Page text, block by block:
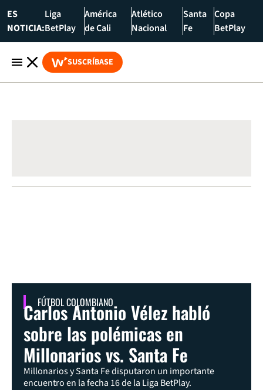
ES
NOTICIA:
Liga
BetPlay
América
de Cali
Atlético
Nacional
Santa
Fe
Copa
BetPlay
SUSCRÍBASE
FÚTBOL COLOMBIANO
Carlos Antonio Vélez habló
sobre las polémicas en
Millonarios vs. Santa Fe
Millonarios y Santa Fe disputaron un importante
encuentro en la fecha 16 de la Liga BetPlay.